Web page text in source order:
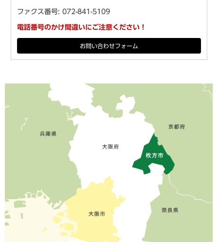
ファクス番号: 072-841-5109
電話番号のかけ間違いにご注意ください！
お問い合わせフォーム